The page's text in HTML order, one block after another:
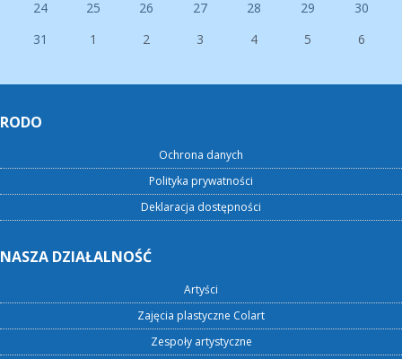
24
25 26 27 28 29
30
31
1 2 3 4 5 6
RODO
Ochrona danych
Polityka prywatności
Deklaracja dostępności
NASZA DZIAŁALNOŚĆ
Artyści
Zajęcia plastyczne Colart
Zespoły artystyczne